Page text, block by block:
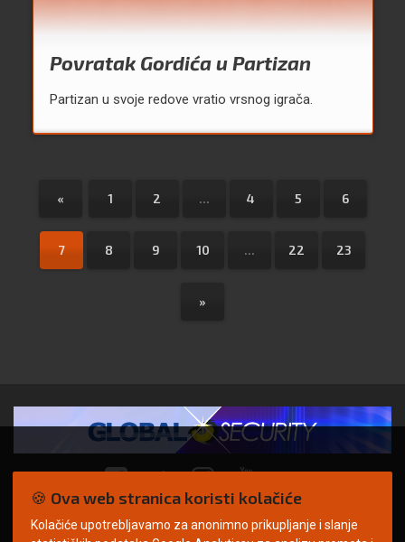
Povratak Gordića u Partizan
Partizan u svoje redove vratio vrsnog igrača.
« 1 2 ... 4 5 6
7 8 9 10 ... 22 23
»
© Copyright 2026. | ARILEO
🍪 Ova web stranica koristi kolačiće
Kolačiće upotrebljavamo za anonimno prikupljanje i slanje